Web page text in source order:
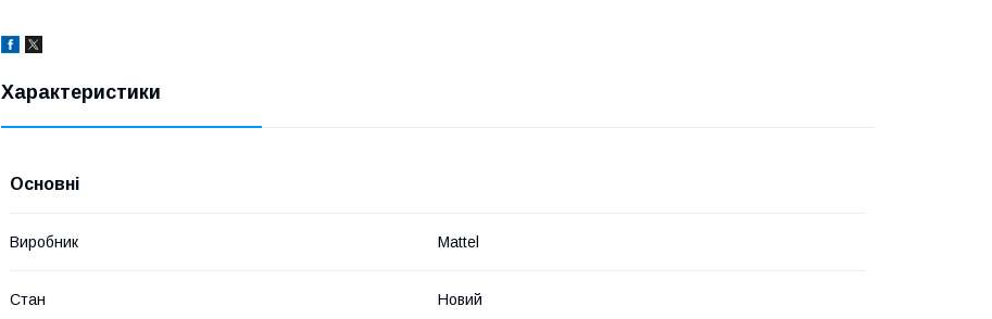
Характеристики
Основні
Виробник Mattel
Стан Новий